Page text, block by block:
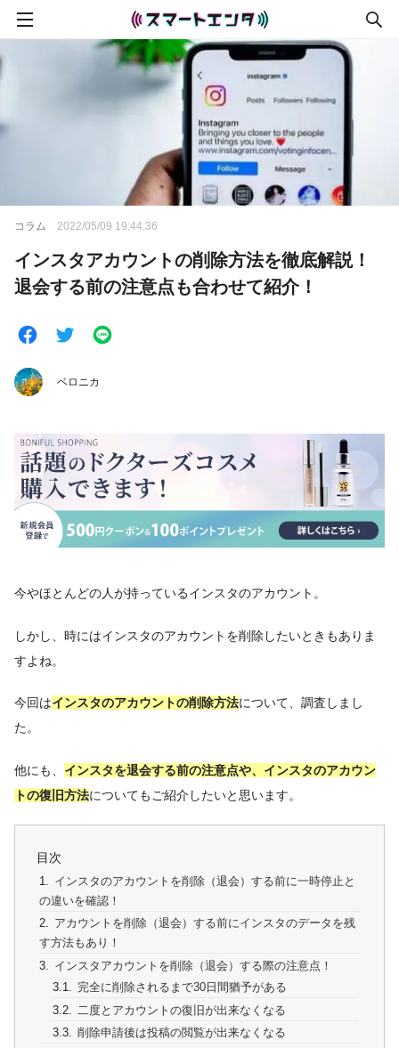
コラム 2022/05/09 19:44:36
インスタアカウントの削除方法を徹底解説！
退会する前の注意点も合わせて紹介！
ベロニカ
今やほとんどの人が持っているインスタのアカウント。
しかし、時にはインスタのアカウントを削除したいときもありま
すよね。
今回はインスタのアカウントの削除方法について、調査しまし
た。
他にも、 インスタを退会する前の注意点や、インスタのアカウン
トの復旧方法についてもご紹介したいと思います。
目次
インスタのアカウントを削除（退会）する前に一時停止と
の違いを確認！
アカウントを削除（退会）する前にインスタのデータを残
す方法もあり！
インスタアカウントを削除（退会）する際の注意点！
完全に削除されるまで30日間猶予がある
二度とアカウントの復旧が出来なくなる
削除申請後は投稿の閲覧が出来なくなる